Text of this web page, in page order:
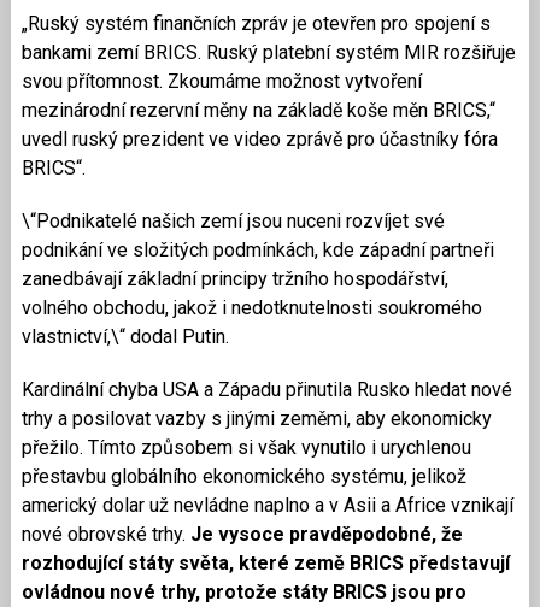
„Ruský systém finančních zpráv je otevřen pro spojení s
bankami zemí BRICS. Ruský platební systém MIR rozšiřuje
svou přítomnost. Zkoumáme možnost vytvoření
mezinárodní rezervní měny na základě koše měn BRICS,“
uvedl ruský prezident ve video zprávě pro účastníky fóra
BRICS“.
\“Podnikatelé našich zemí jsou nuceni rozvíjet své
podnikání ve složitých podmínkách, kde západní partneři
zanedbávají základní principy tržního hospodářství,
volného obchodu, jakož i nedotknutelnosti soukromého
vlastnictví,\“ dodal Putin.
Kardinální chyba USA a Západu přinutila Rusko hledat nové
trhy a posilovat vazby s jinými zeměmi, aby ekonomicky
přežilo. Tímto způsobem si však vynutilo i urychlenou
přestavbu globálního ekonomického systému, jelikož
americký dolar už nevládne naplno a v Asii a Africe vznikají
nové obrovské trhy. Je vysoce pravděpodobné, že
rozhodující státy světa, které země BRICS představují
ovládnou nové trhy, protože státy BRICS jsou pro